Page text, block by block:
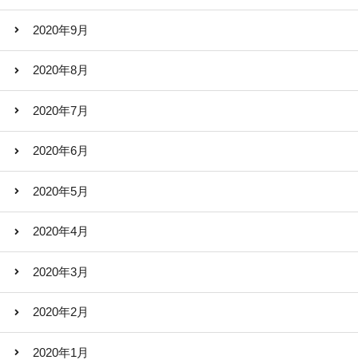
2020年9月
2020年8月
2020年7月
2020年6月
2020年5月
2020年4月
2020年3月
2020年2月
2020年1月